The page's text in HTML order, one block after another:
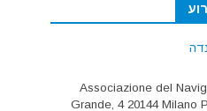
Associazione del
Grande, 4 20144 Milano